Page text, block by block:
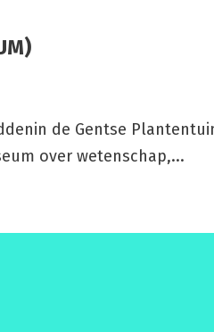
de Gentse
over wetenschap,...